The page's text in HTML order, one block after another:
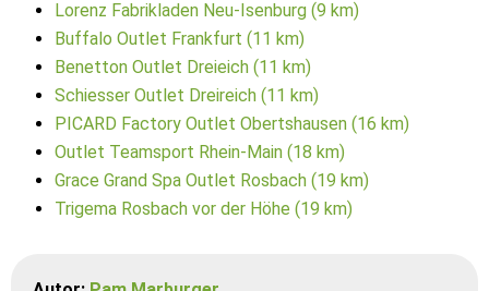
Lorenz Fabrikladen Neu-Isenburg (9 km)
Buffalo Outlet Frankfurt (11 km)
Benetton Outlet Dreieich (11 km)
Schiesser Outlet Dreireich (11 km)
PICARD Factory Outlet Obertshausen (16 km)
Outlet Teamsport Rhein-Main (18 km)
Grace Grand Spa Outlet Rosbach (19 km)
Trigema Rosbach vor der Höhe (19 km)